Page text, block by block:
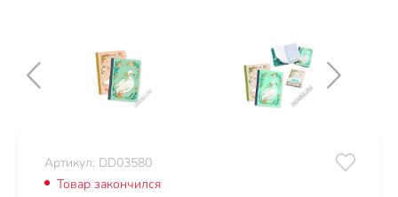
Артикул: DD03580
Товар закончился